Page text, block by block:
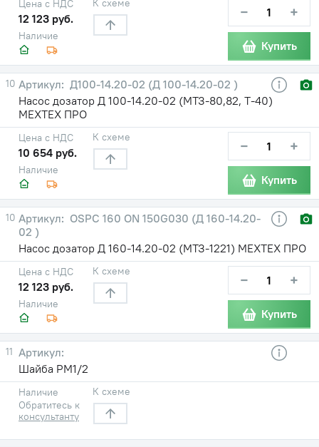
Наличие
Цена с НДС
12 123 руб.
К схеме − +
Купить
10
Д100-14.20-02 (Д 100-14.20-02 )
Насос дозатор Д 100-14.20-02 (МТЗ-80,82, Т-40)
МЕХТЕХ ПРО
Наличие
Цена с НДС
10 654 руб.
К схеме − +
Купить
10
OSPC 160 ON 150G030 (Д 160-14.20-
02 )
Насос дозатор Д 160-14.20-02 (МТЗ-1221) МЕХТЕХ ПРО
Наличие
Цена с НДС
12 123 руб.
К схеме − +
Купить
11
Шайба РМ1/2
Наличие
Обратитесь к
консультанту
К схеме